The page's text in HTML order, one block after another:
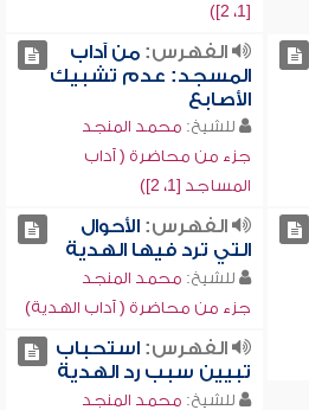
[1، 2])
الفهرس:من آداب
المسجد: عدم تشبيك
الأصابع
للشيخ: محمد المنجد
جزء من محاضرة ( آداب
المساجد [1، 2])
الفهرس:الأحوال
التي ترد فيها الهدية
للشيخ: محمد المنجد
جزء من محاضرة ( آداب الهدية)
الفهرس:استحباب
تبيين سبب رد الهدية
للشيخ: محمد المنجد